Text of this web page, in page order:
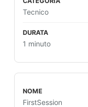
Tecnico
1 minuto
FirstSession